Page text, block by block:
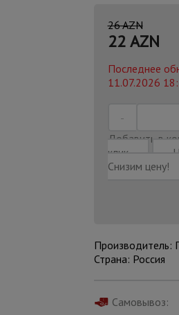
26 AZN
22AZN
Последнее
11.07.2026
Добавить в
клик
Снизим цену!
Производитель:
Страна: Россия
Самовывоз: